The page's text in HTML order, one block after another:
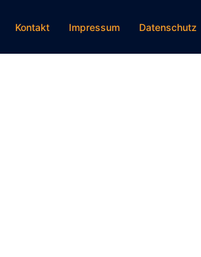
Kontakt Impressum Datenschutz